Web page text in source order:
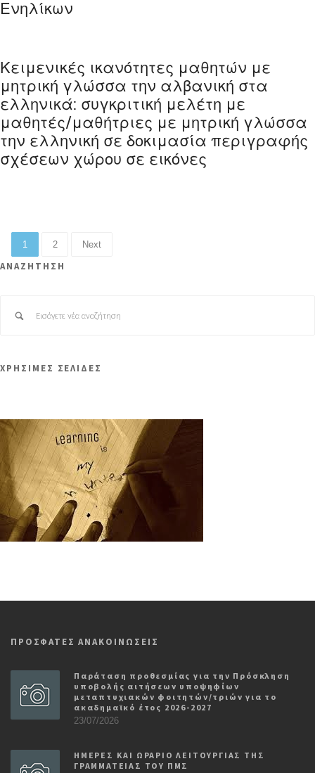
Ενηλίκων
Κειμενικές ικανότητες μαθητών με
μητρική γλώσσα την αλβανική στα
ελληνικά: συγκριτική μελέτη με
μαθητές/μαθήτριες με μητρική γλώσσα
την ελληνική σε δοκιμασία περιγραφής
σχέσεων χώρου σε εικόνες
1 2 Next
ΑΝΑΖΗΤΗΣΗ
ΧΡΗΣΙΜΕΣ ΣΕΛΙΔΕΣ
ΠΡΟΣΦΑΤΕΣ ΑΝΑΚΟΙΝΩΣΕΙΣ
Παράταση προθεσμίας για την Πρόσκληση
υποβολής αιτήσεων υποψηφίων
μεταπτυχιακών φοιτητών/τριών για το
ακαδημαϊκό έτος 2026-2027
23/07/2026
ΗΜΕΡΕΣ ΚΑΙ ΩΡΑΡΙΟ ΛΕΙΤΟΥΡΓΙΑΣ ΤΗΣ
ΓΡΑΜΜΑΤΕΙΑΣ ΤΟΥ ΠΜΣ